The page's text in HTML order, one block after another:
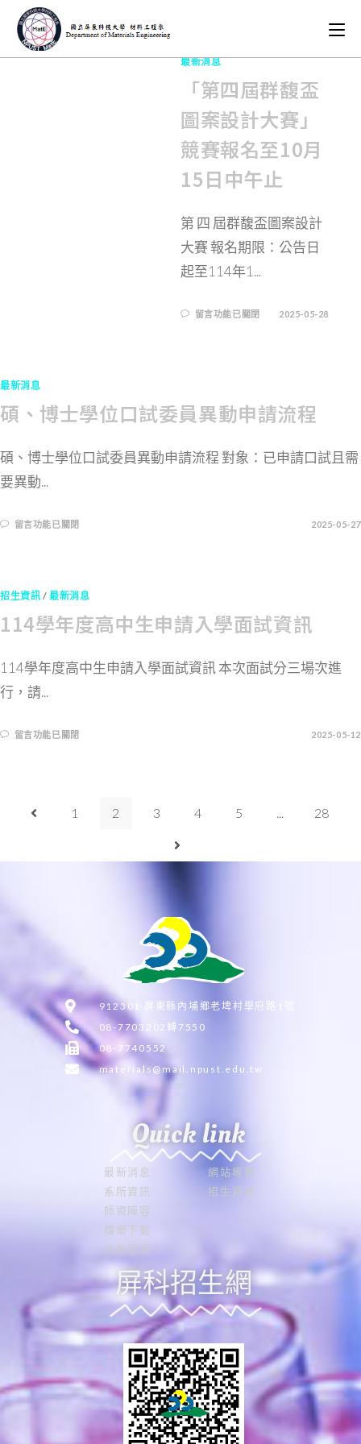
最新消息
「第四屆群馥盃
圖案設計大賽」
競賽報名至10月
15日中午止
第 四 屆群馥盃圖案設計
大賽 報名期限：公告日
起至114年1...
留言功能已關閉 2025-05-28
最新消息
碩、博士學位口試委員異動申請流程
碩、博士學位口試委員異動申請流程 對象：已申請口試且需
要異動...
留言功能已關閉 2025-05-27
招生資訊 /最新消息
114學年度高中生申請入學面試資訊
114學年度高中生申請入學面試資訊 本次面試分三場次進
行，請...
留言功能已關閉 2025-05-12
1 2 3 4 5 ... 28
912301 屏東縣內埔鄉老埤村學府路1號
08-7703202轉7550
08-7740552
materials@mail.npust.edu.tw
Quick link
最新消息
系所資訊
師資陣容
檔案下載
活動剪輯
網站導覽
招生資訊
屏科招生網